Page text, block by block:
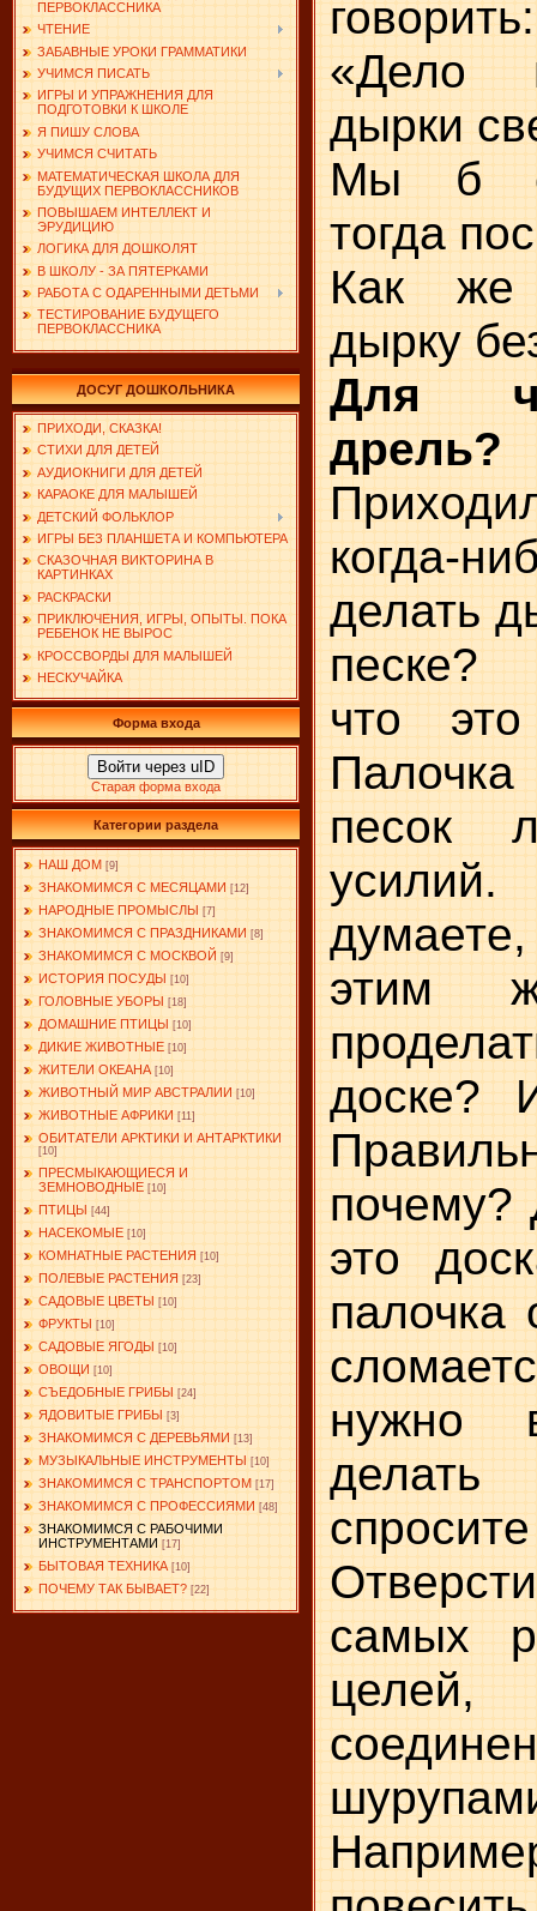
ПЕРВОКЛАССНИКА
ЧТЕНИЕ
ЗАБАВНЫЕ УРОКИ ГРАММАТИКИ
УЧИМСЯ ПИСАТЬ
ИГРЫ И УПРАЖНЕНИЯ ДЛЯ
ПОДГОТОВКИ К ШКОЛЕ
Я ПИШУ СЛОВА
УЧИМСЯ СЧИТАТЬ
МАТЕМАТИЧЕСКАЯ ШКОЛА ДЛЯ
БУДУЩИХ ПЕРВОКЛАССНИКОВ
ПОВЫШАЕМ ИНТЕЛЛЕКТ И
ЭРУДИЦИЮ
ЛОГИКА ДЛЯ ДОШКОЛЯТ
В ШКОЛУ - ЗА ПЯТЕРКАМИ
РАБОТА С ОДАРЕННЫМИ ДЕТЬМИ
ТЕСТИРОВАНИЕ БУДУЩЕГО
ПЕРВОКЛАССНИКА
ДОСУГ ДОШКОЛЬНИКА
ПРИХОДИ, СКАЗКА!
СТИХИ ДЛЯ ДЕТЕЙ
АУДИОКНИГИ ДЛЯ ДЕТЕЙ
КАРАОКЕ ДЛЯ МАЛЫШЕЙ
ДЕТСКИЙ ФОЛЬКЛОР
ИГРЫ БЕЗ ПЛАНШЕТА И КОМПЬЮТЕРА
СКАЗОЧНАЯ ВИКТОРИНА В
КАРТИНКАХ
РАСКРАСКИ
ПРИКЛЮЧЕНИЯ, ИГРЫ, ОПЫТЫ. ПОКА
РЕБЕНОК НЕ ВЫРОС
КРОССВОРДЫ ДЛЯ МАЛЫШЕЙ
НЕСКУЧАЙКА
Форма входа
Войти через uID
Старая форма входа
Категории раздела
НАШ ДОМ [9]
ЗНАКОМИМСЯ С МЕСЯЦАМИ [12]
НАРОДНЫЕ ПРОМЫСЛЫ [7]
ЗНАКОМИМСЯ С ПРАЗДНИКАМИ [8]
ЗНАКОМИМСЯ С МОСКВОЙ [9]
ИСТОРИЯ ПОСУДЫ [10]
ГОЛОВНЫЕ УБОРЫ [18]
ДОМАШНИЕ ПТИЦЫ [10]
ДИКИЕ ЖИВОТНЫЕ [10]
ЖИТЕЛИ ОКЕАНА [10]
ЖИВОТНЫЙ МИР АВСТРАЛИИ [10]
ЖИВОТНЫЕ АФРИКИ [11]
ОБИТАТЕЛИ АРКТИКИ И АНТАРКТИКИ
[10]
ПРЕСМЫКАЮЩИЕСЯ И
ЗЕМНОВОДНЫЕ [10]
ПТИЦЫ [44]
НАСЕКОМЫЕ [10]
КОМНАТНЫЕ РАСТЕНИЯ [10]
ПОЛЕВЫЕ РАСТЕНИЯ [23]
САДОВЫЕ ЦВЕТЫ [10]
ФРУКТЫ [10]
САДОВЫЕ ЯГОДЫ [10]
ОВОЩИ [10]
СЪЕДОБНЫЕ ГРИБЫ [24]
ЯДОВИТЫЕ ГРИБЫ [3]
ЗНАКОМИМСЯ С ДЕРЕВЬЯМИ [13]
МУЗЫКАЛЬНЫЕ ИНСТРУМЕНТЫ [10]
ЗНАКОМИМСЯ С ТРАНСПОРТОМ [17]
ЗНАКОМИМСЯ С ПРОФЕССИЯМИ [48]
ЗНАКОМИМСЯ С РАБОЧИМИ
ИНСТРУМЕНТАМИ [17]
БЫТОВАЯ ТЕХНИКА [10]
ПОЧЕМУ ТАК БЫВАЕТ? [22]
говорить:
«Дело
дырки
Мы б с
тогда
Как же
дырку
Для
дрель?
когда-
делать
песке?
что
песок
этим
доске?
почему?
это
палочка
нужно
самых